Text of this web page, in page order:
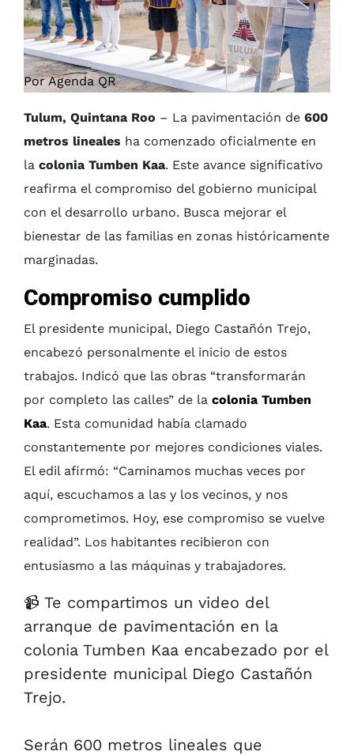
Por Agenda QR
Tulum, Quintana Roo – La pavimentación de 600
metros lineales ha comenzado oficialmente en
la colonia Tumben Kaa. Este avance significativo
reafirma el compromiso del gobierno municipal
con el desarrollo urbano. Busca mejorar el
bienestar de las familias en zonas históricamente
marginadas.
Compromiso cumplido
El presidente municipal, Diego Castañón Trejo,
encabezó personalmente el inicio de estos
trabajos. Indicó que las obras “transformarán
por completo las calles” de la colonia Tumben
Kaa. Esta comunidad había clamado
constantemente por mejores condiciones viales.
El edil afirmó: “Caminamos muchas veces por
aquí, escuchamos a las y los vecinos, y nos
comprometimos. Hoy, ese compromiso se vuelve
realidad”. Los habitantes recibieron con
entusiasmo a las máquinas y trabajadores.
📹 Te compartimos un video del
arranque de pavimentación en la
colonia Tumben Kaa encabezado por el
presidente municipal Diego Castañón
Trejo.
Serán 600 metros lineales que